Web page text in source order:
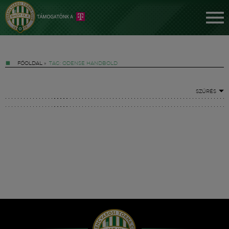
FŐOLDAL » TAG: ODENSE HANDBOLD
SZŰRÉS
Hírek